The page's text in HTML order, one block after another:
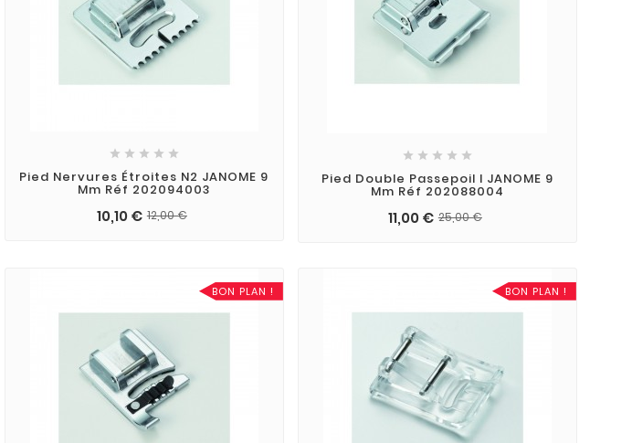
    
Pied Nervures Étroites N2 JANOME 9
Mm Réf 202094003
10,10 € 12,00 €
    
Pied Double Passepoil I JANOME 9
Mm Réf 202088004
11,00 € 25,00 €
BON PLAN ! BON PLAN !